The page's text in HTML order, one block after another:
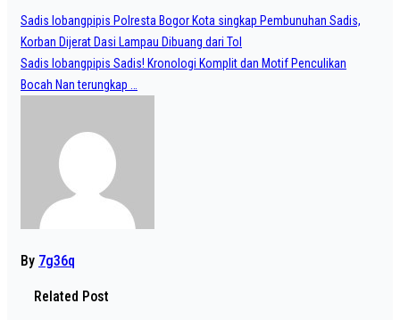
Post
navigation
Sadis lobangpipis Polresta Bogor Kota singkap Pembunuhan Sadis,
Korban Dijerat Dasi Lampau Dibuang dari Tol
Sadis lobangpipis Sadis! Kronologi Komplit dan Motif Penculikan
Bocah Nan terungkap …
By 7g36q
Related Post